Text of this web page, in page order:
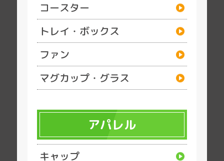
コースター
トレイ・ボックス
ファン
マグカップ・グラス
アパレル
キャップ